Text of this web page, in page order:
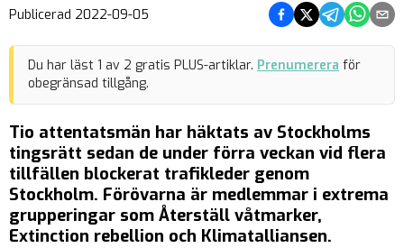
Publicerad 2022-09-05 Dela på Facebook
Dela på Twitter
Dela påDela på
Dela
Du har läst 1 av 2 gratis PLUS-artiklar. Prenumerera för
obegränsad tillgång.
Tio attentatsmän har häktats av Stockholms
tingsrätt sedan de under förra veckan vid flera
tillfällen blockerat trafikleder genom
Stockholm. Förövarna är medlemmar i extrema
grupperingar som Återställ våtmarker,
Extinction rebellion och Klimatalliansen.